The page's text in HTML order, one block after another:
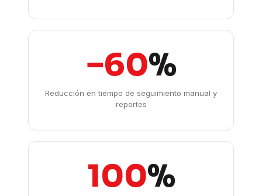
−60%
Reducción en tiempo de seguimiento manual y
reportes
100%